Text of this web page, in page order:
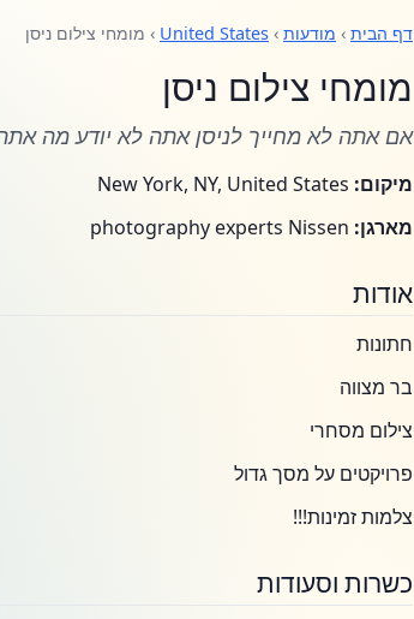
דף הבית › מודעות ›
United States › מומחי צילום ניסן
מומחי צילום ניסן
אם אתה לא מחייך לניסן אתה לא יודע מה
מיקום:
מארגן:
אודות
חתונות
בר מצווה
צילום מסחרי
פרויקטים על מסך גדול
צלמות זמינות!!!
כשרות וסעודות